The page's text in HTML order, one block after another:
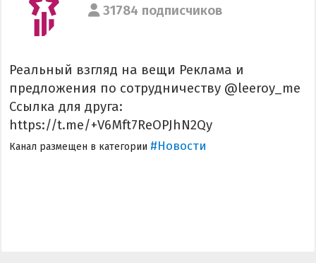
31784 подписчиков
Реальный взгляд на вещи Реклама и
предложения по сотрудничеству @leeroy_me
Ссылка для друга:
https://t.me/+V6Mft7ReOPJhN2Qy
Канал размещен в категории #Новости